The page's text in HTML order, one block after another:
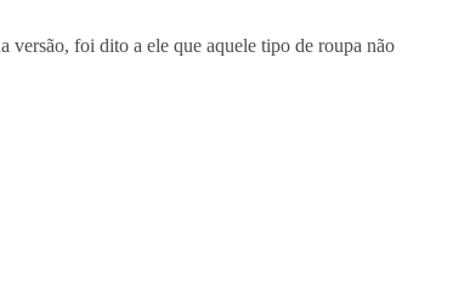
foi dito a ele que aquele tipo de roupa não